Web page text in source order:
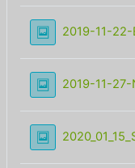
2019-11-
2019-11-